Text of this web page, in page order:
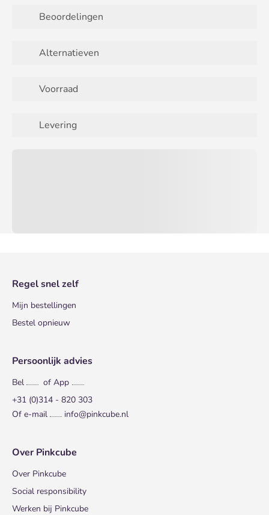
Beoordelingen
Alternatieven
Voorraad
Levering
Regel snel zelf
Mijn bestellingen
Bestel opnieuw
Persoonlijk advies
Bel
of App
+31 (0)314 - 820 303
Of e-mail
info@pinkcube.nl
Over Pinkcube
Over Pinkcube
Social responsibility
Werken bij Pinkcube